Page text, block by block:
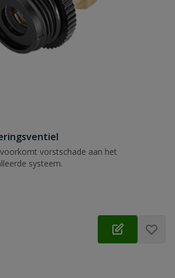
vorstschade aan het
systeem.